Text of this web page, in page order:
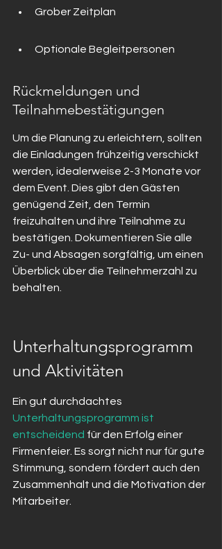
Grober Zeitplan
Optionale Begleitpersonen
Rückmeldungen und
Teilnahmebestätigungen
Um die Planung zu erleichtern, sollten
die Einladungen frühzeitig verschickt
werden, idealerweise 2-3 Monate vor
dem Event. Dies gibt den Gästen
genügend Zeit, den Termin
freizuhalten und ihre Teilnahme zu
bestätigen. Dokumentieren Sie alle
Zu- und Absagen sorgfältig, um einen
Überblick über die Teilnehmerzahl zu
behalten.
Unterhaltungsprogramm
und Aktivitäten
Ein gut durchdachtes
Unterhaltungsprogramm ist
entscheidend für den Erfolg einer
Firmenfeier. Es sorgt nicht nur für gute
Stimmung, sondern fördert auch den
Zusammenhalt und die Motivation der
Mitarbeiter.